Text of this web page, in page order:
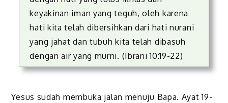
keyakinan iman yang teguh, oleh karena
hati kita telah dibersihkan dari hati nurani
yang jahat dan tubuh kita telah dibasuh
dengan air yang murni. (Ibrani 10:19-22)
Yesus sudah membuka jalan menuju Bapa. Ayat 19-